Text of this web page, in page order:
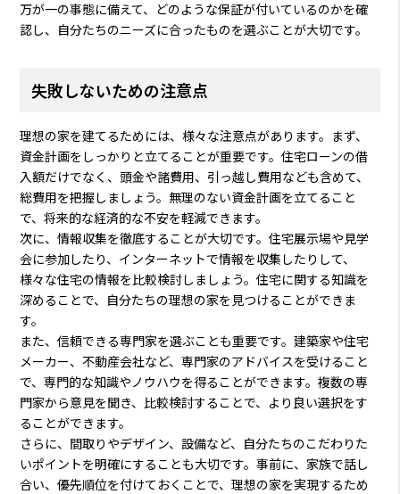
万が一の事態に備えて、どのような保証が付いているのかを確
認し、自分たちのニーズに合ったものを選ぶことが大切です。
失敗しないための注意点
理想の家を建てるためには、様々な注意点があります。まず、
資金計画をしっかりと立てることが重要です。住宅ローンの借
入額だけでなく、頭金や諸費用、引っ越し費用なども含めて、
総費用を把握しましょう。無理のない資金計画を立てること
で、将来的な経済的な不安を軽減できます。
次に、情報収集を徹底することが大切です。住宅展示場や見学
会に参加したり、インターネットで情報を収集したりして、
様々な住宅の情報を比較検討しましょう。住宅に関する知識を
深めることで、自分たちの理想の家を見つけることができま
す。
また、信頼できる専門家を選ぶことも重要です。建築家や住宅
メーカー、不動産会社など、専門家のアドバイスを受けること
で、専門的な知識やノウハウを得ることができます。複数の専
門家から意見を聞き、比較検討することで、より良い選択をす
ることができます。
さらに、間取りやデザイン、設備など、自分たちのこだわりた
いポイントを明確にすることも大切です。事前に、家族で話し
合い、優先順位を付けておくことで、理想の家を実現するため